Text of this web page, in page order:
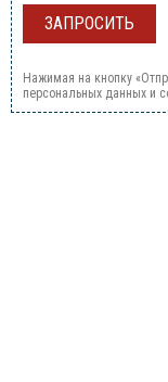
Нажимая на кнопку
персональных данных и